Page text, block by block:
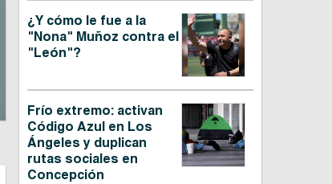
¿Y cómo le fue a la
"Nona" Muñoz contra el
"León"?
Frío extremo: activan
Código Azul en Los
Ángeles y duplican
rutas sociales en
Concepción